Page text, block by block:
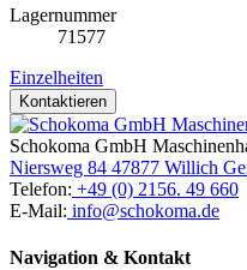
Lagernummer
71577
Einzelheiten
Kontaktieren
Schokoma GmbH
Niersweg 84 47877 Willich
Telefon: +49 (0) 2156. 49 660
E-Mail: info@schokoma.de
Navigation & Kontakt